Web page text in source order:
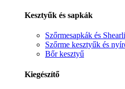
Kesztyűk és sapkák
Szőrmesapkák és
Szőrme kesztyűk és
Bőr kesztyű
Kiegészítő